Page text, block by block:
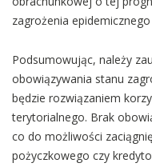
zagrożenia
Podsumowując, należy
obowiązywania stanu
będzie rozwiązaniem
terytorialnego. Brak
co do możliwości
pożyczkowego czy